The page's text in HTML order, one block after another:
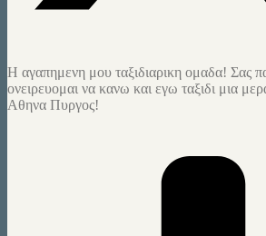
H αγαπημενη μου ταξιδιαρικη ομαδα! Σας
ονειρευομαι να κανω και εγω ταξιδι μια
Αθηνα Πυργος!